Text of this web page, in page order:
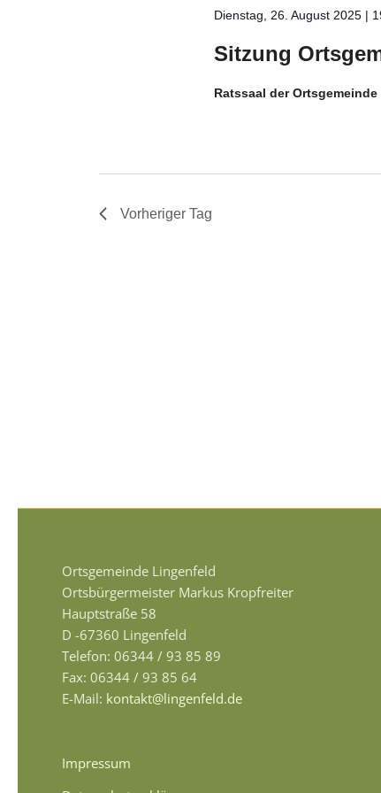
Dienstag, 26. August 2025 |
Sitzung
Ratssaal der
Vorheriger Tag
Ortsgemeinde Lingenfeld
Ortsbürgermeister Markus Kropfreiter
Hauptstraße 58
D -67360 Lingenfeld
Telefon: 06344 / 93 85 89
Fax: 06344 / 93 85 64
E-Mail: kontakt@lingenfeld.de
Impressum